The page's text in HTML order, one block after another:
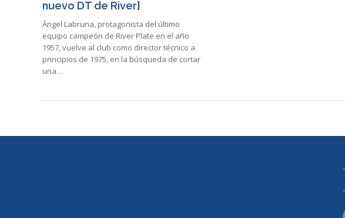
nuevo DT de River]
Ángel Labruna, protagonista del último
equipo campeón de River Plate en el año
1957, vuelve al club como director técnico a
principios de 1975, en la búsqueda de cortar
una…